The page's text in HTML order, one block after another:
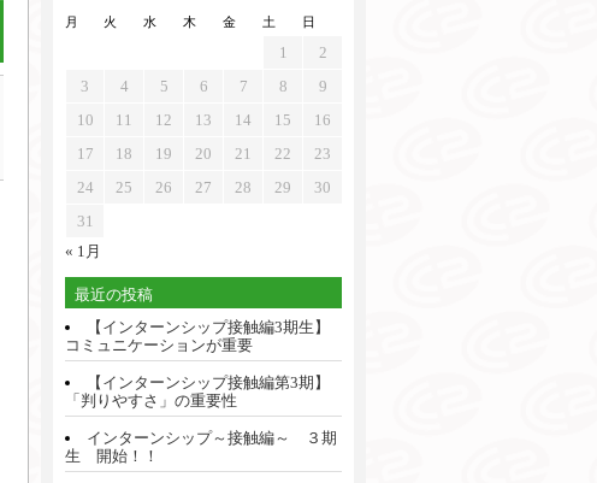
月 火 水 木 金 土 日
1
2
3
4 5 6 7 8
9
10
11 12 13 14 15
16
17
18 19 20 21 22
23
24
25 26 27 28 29
30
31
« 1月
最近の投稿
【インターンシップ接触編3期生】
コミュニケーションが重要
【インターンシップ接触編第3期】
「判りやすさ」の重要性
インターンシップ～接触編～ ３期
生 開始！！